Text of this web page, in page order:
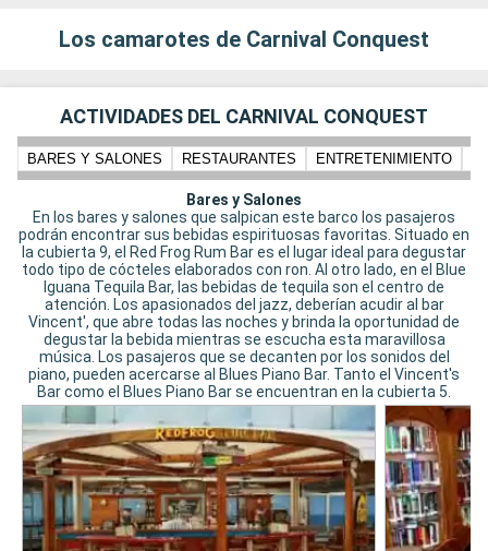
Los camarotes de Carnival Conquest
ACTIVIDADES DEL CARNIVAL CONQUEST
BARES Y SALONES RESTAURANTES ENTRETENIMIENTO
Bares y Salones
En los bares y salones que salpican este barco los pasajeros
podrán encontrar sus bebidas espirituosas favoritas. Situado en
la cubierta 9, el Red Frog Rum Bar es el lugar ideal para degustar
todo tipo de cócteles elaborados con ron. Al otro lado, en el Blue
Iguana Tequila Bar, las bebidas de tequila son el centro de
atención. Los apasionados del jazz, deberían acudir al bar
Vincent', que abre todas las noches y brinda la oportunidad de
degustar la bebida mientras se escucha esta maravillosa
música. Los pasajeros que se decanten por los sonidos del
piano, pueden acercarse al Blues Piano Bar. Tanto el Vincent's
Bar como el Blues Piano Bar se encuentran en la cubierta 5.